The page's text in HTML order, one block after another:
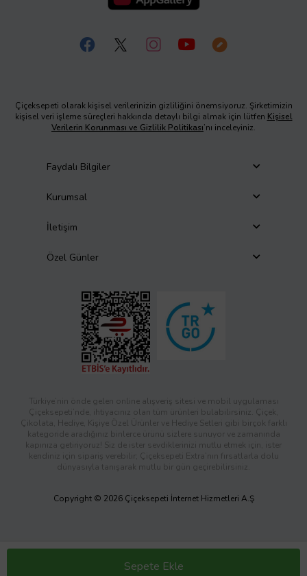
Sepete Ekle
Çiçeksepeti olarak kişisel verilerinizin gizliliğini önemsiyoruz. Şirketimizin
kişisel veri işleme süreçleri hakkında detaylı bilgi almak için lütfen Kişisel
Verilerin Korunması ve Gizlilik Politikası’nı inceleyiniz.
Faydalı Bilgiler
Kurumsal
İletişim
Özel Günler
Türkiye’nin önde gelen online alışveriş sitesi ve mobil uygulaması
Çiçeksepeti’nde, ihtiyacınız olan tüm ürünleri bulabilirsiniz. Çiçek,
Çikolata, Hediye, Kişiye Özel Ürünler ve Hediye Setleri gibi birçok farklı
kategoride aradığınız binlerce ürünü sizlere sunuyor ve zamanında
kapınıza getiriyoruz! Siz de ister sevdiklerinizi mutlu etmek için, ister
kendiniz için sipariş verebilir; Çiçeksepeti Extra’nın fırsatlarla dolu
dünyasıyla tanışarak mutlu bir gün geçirebilirsiniz.
Copyright © 2026 Çiçeksepeti İnternet Hizmetleri A.Ş